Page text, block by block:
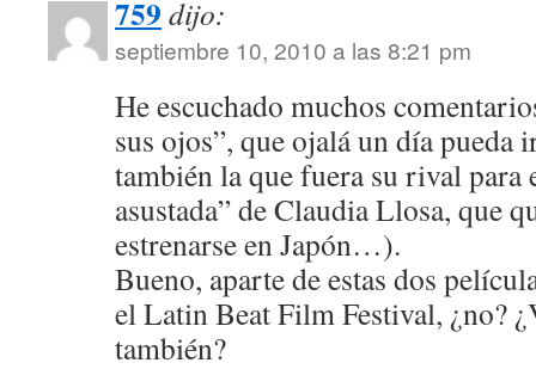
759 dijo:
septiembre 10, 2010 a las 8:21 pm
He escuchado muchos
sus ojos”, que ojalá un día pueda
también la que fuera su rival para
asustada” de Claudia Llosa, que
estrenarse en Japón…).
Bueno, aparte de estas dos
el Latin Beat Film Festival, ¿no?
también?